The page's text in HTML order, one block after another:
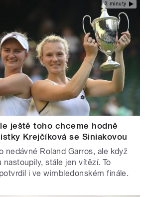
3 minuty
ještě toho chceme hodně
Krejčíková se Siniakovou
nedávné Roland Garros, ale když
nastoupily, stále jen vítězí. To
i ve wimbledonském finále.